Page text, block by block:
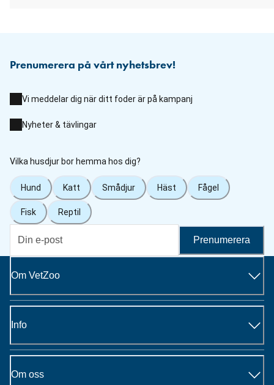
Prenumerera på vårt nyhetsbrev!
Vi meddelar dig när ditt foder är på kampanj
Nyheter & tävlingar
Vilka husdjur bor hemma hos dig?
Hund Katt Smådjur Häst Fågel
Fisk Reptil
Prenumerera
Om VetZoo
Info
Om oss